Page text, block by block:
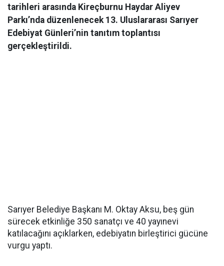
tarihleri arasında Kireçburnu Haydar Aliyev
Parkı’nda düzenlenecek 13. Uluslararası Sarıyer
Edebiyat Günleri’nin tanıtım toplantısı
gerçekleştirildi.
Sarıyer Belediye Başkanı M. Oktay Aksu, beş gün
sürecek etkinliğe 350 sanatçı ve 40 yayınevi
katılacağını açıklarken, edebiyatın birleştirici gücüne
vurgu yaptı.